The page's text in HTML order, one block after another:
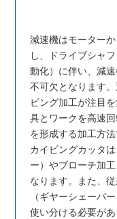
減速機はモーター
し、ドライブシャ
動化）に伴い、減
不可欠となります
ビング加工が注目
具とワークを高速
を形成する加工方
カイビングカッタ
ー）やブローチ加
なります。また、
（ギヤーシェーバ
使い分ける必要が